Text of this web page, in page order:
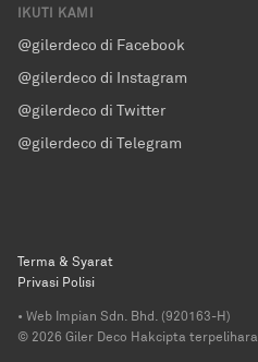
IKUTI KAMI
@gilerdeco di Facebook
@gilerdeco di Instagram
@gilerdeco di Twitter
@gilerdeco di Telegram
© 2026 Giler Deco Hakcipta terpelihara
• Web Impian Sdn. Bhd. (920163-H)
Privasi Polisi
Terma & Syarat